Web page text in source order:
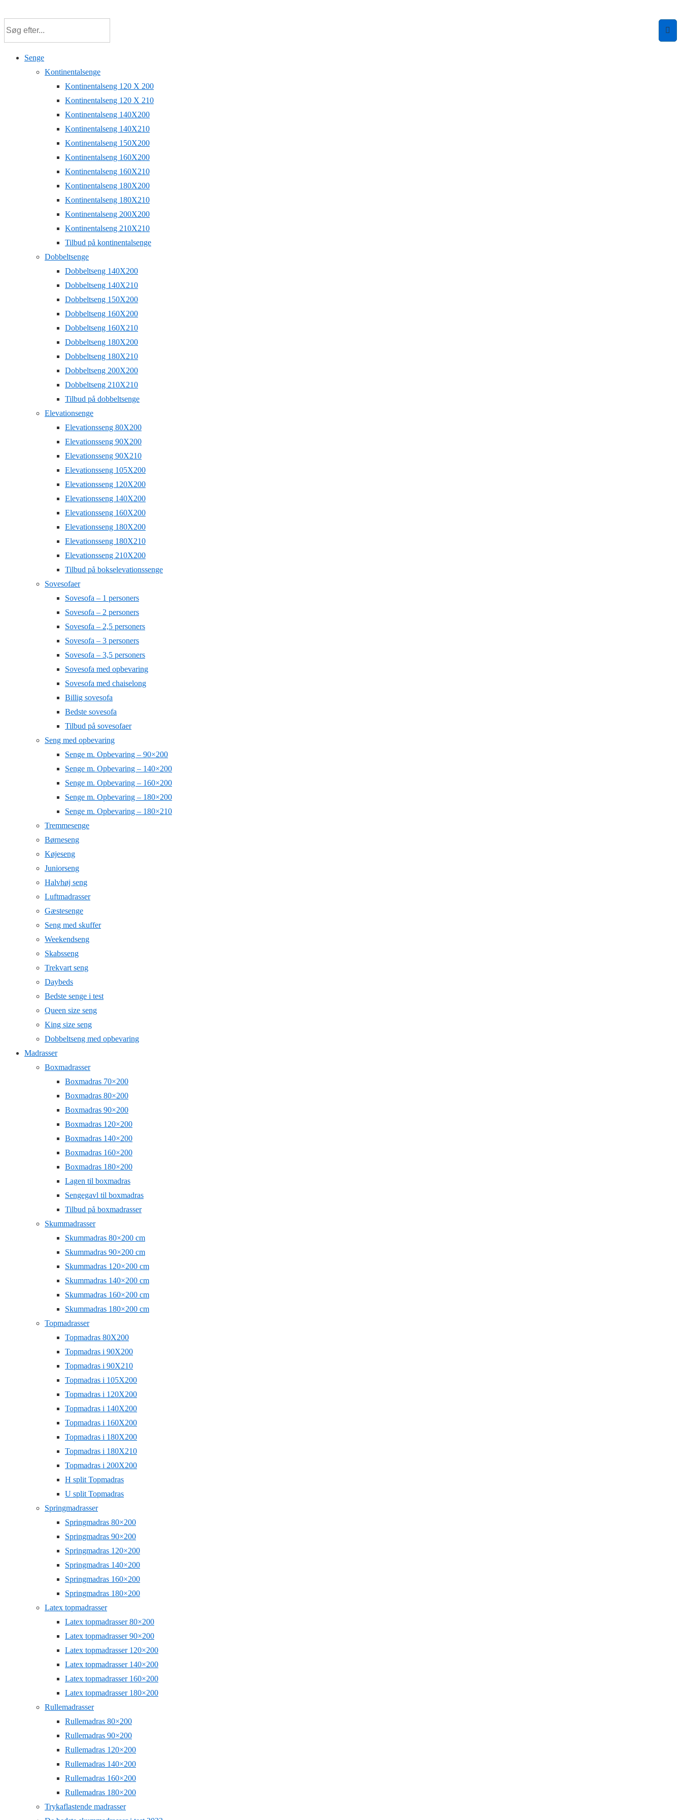
Hop
hovedindhold
Senge
Kontinentalsenge
Kontinentalseng 120 X 200
Kontinentalseng 120 X 210
Kontinentalseng 140X200
Kontinentalseng 140X210
Kontinentalseng 150X200
Kontinentalseng 160X200
Kontinentalseng 160X210
Kontinentalseng 180X200
Kontinentalseng 180X210
Kontinentalseng 200X200
Kontinentalseng 210X210
Tilbud på kontinentalsenge
Dobbeltsenge
Dobbeltseng 140X200
Dobbeltseng 140X210
Dobbeltseng 150X200
Dobbeltseng 160X200
Dobbeltseng 160X210
Dobbeltseng 180X200
Dobbeltseng 180X210
Dobbeltseng 200X200
Dobbeltseng 210X210
Tilbud på dobbeltsenge
Elevationsenge
Elevationsseng 80X200
Elevationsseng 90X200
Elevationsseng 90X210
Elevationsseng 105X200
Elevationsseng 120X200
Elevationsseng 140X200
Elevationsseng 160X200
Elevationsseng 180X200
Elevationsseng 180X210
Elevationsseng 210X200
Tilbud på bokselevationssenge
Sovesofaer
Sovesofa – 1 personers
Sovesofa – 2 personers
Sovesofa – 2,5 personers
Sovesofa – 3 personers
Sovesofa – 3,5 personers
Sovesofa med opbevaring
Sovesofa med chaiselong
Billig sovesofa
Bedste sovesofa
Tilbud på sovesofaer
Seng med opbevaring
Senge m. Opbevaring – 90×200
Senge m. Opbevaring – 140×200
Senge m. Opbevaring – 160×200
Senge m. Opbevaring – 180×200
Senge m. Opbevaring – 180×210
Tremmesenge
Børneseng
Køjeseng
Juniorseng
Halvhøj seng
Luftmadrasser
Gæstesenge
Seng med skuffer
Weekendseng
Skabsseng
Trekvart seng
Daybeds
Bedste senge i test
Queen size seng
King size seng
Dobbeltseng med opbevaring
Madrasser
Boxmadrasser
Boxmadras 70×200
Boxmadras 80×200
Boxmadras 90×200
Boxmadras 120×200
Boxmadras 140×200
Boxmadras 160×200
Boxmadras 180×200
Lagen til boxmadras
Sengegavl til boxmadras
Tilbud på boxmadrasser
Skummadrasser
Skummadras 80×200 cm
Skummadras 90×200 cm
Skummadras 120×200 cm
Skummadras 140×200 cm
Skummadras 160×200 cm
Skummadras 180×200 cm
Topmadrasser
Topmadras 80X200
Topmadras i 90X200
Topmadras i 90X210
Topmadras i 105X200
Topmadras i 120X200
Topmadras i 140X200
Topmadras i 160X200
Topmadras i 180X200
Topmadras i 180X210
Topmadras i 200X200
H split Topmadras
U split Topmadras
Springmadrasser
Springmadras 80×200
Springmadras 90×200
Springmadras 120×200
Springmadras 140×200
Springmadras 160×200
Springmadras 180×200
Latex topmadrasser
Latex topmadrasser 80×200
Latex topmadrasser 90×200
Latex topmadrasser 120×200
Latex topmadrasser 140×200
Latex topmadrasser 160×200
Latex topmadrasser 180×200
Rullemadrasser
Rullemadras 80×200
Rullemadras 90×200
Rullemadras 120×200
Rullemadras 140×200
Rullemadras 160×200
Rullemadras 180×200
Trykaflastende madrasser